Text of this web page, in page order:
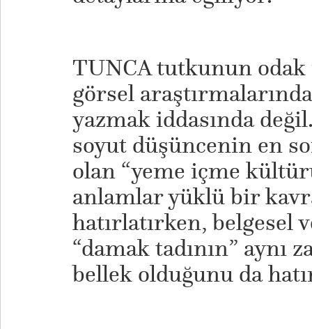
TUNCA tutkunun odak
görsel
yazmak iddasında
soyut düşüncenin en
olan “yeme içme
anlamlar yüklü bir
hatırlatırken, belgesel
“damak tadının” aynı
bellek olduğunu da